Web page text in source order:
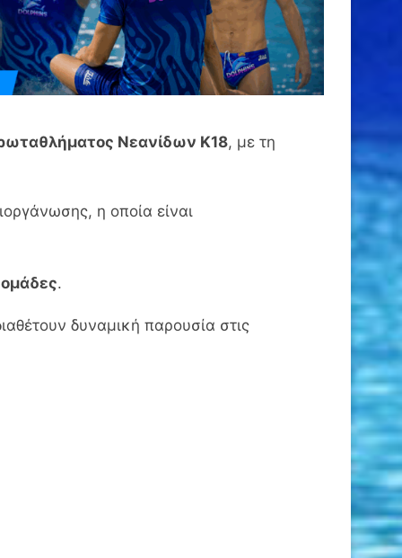
Νεανίδων Κ18, με τη
η οποία είναι
.
δυναμική παρουσία στις